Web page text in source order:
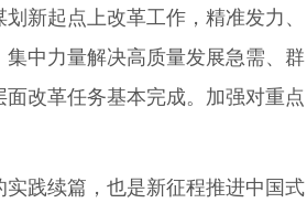
新起点上改革工作，精准发力、
中力量解决高质量发展急需、群
改革任务基本完成。加强对重点
践续篇，也是新征程推进中国式